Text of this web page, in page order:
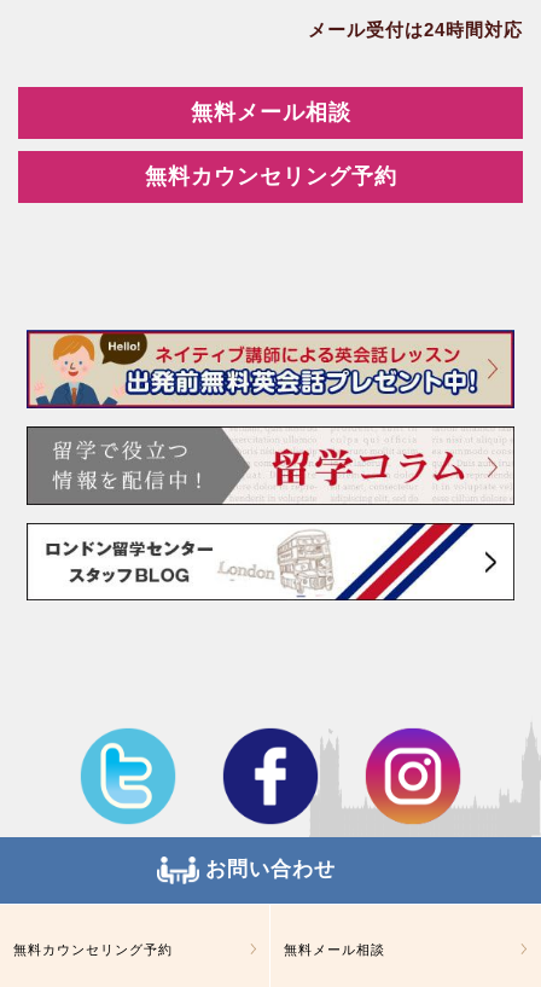
メール受付は24時間対応
無料メール相談
無料カウンセリング予約
お問い合わせ
無料カウンセリング予約 無料メール相談